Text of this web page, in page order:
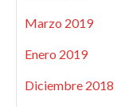
Marzo 2019
Enero 2019
Diciembre 2018